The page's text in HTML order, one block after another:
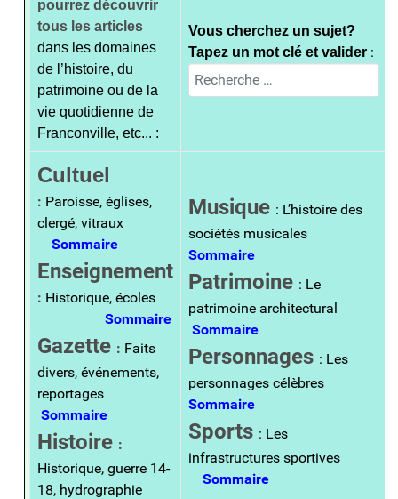
pourrez découvrir
tous les articles
dans les domaines
de l’histoire, du
patrimoine ou de la
vie quotidienne de
Franconville, etc... :
Vous cherchez un sujet?
Tapez un mot clé et valider :
Rechercher
Cultuel
: Paroisse, églises,
clergé, vitraux
Sommaire
Enseignement
: Historique, écoles
Sommaire
Gazette : Faits
divers, événements,
reportages
Sommaire
Histoire :
Historique, guerre 14-
18, hydrographie
Musique : L’histoire des
sociétés musicales
Sommaire
Patrimoine : Le
patrimoine architectural
Sommaire
Personnages : Les
personnages célèbres
Sommaire
Sports : Les
infrastructures sportives
Sommaire